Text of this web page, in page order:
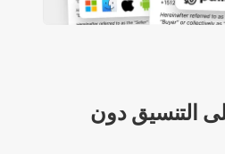
التنسيق دون